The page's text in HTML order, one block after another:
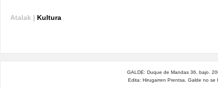
Atalak | Kultura
GALDE: Duque de Mandas 36, bajo.
Edita: Hirugarren Prentsa. Galde no